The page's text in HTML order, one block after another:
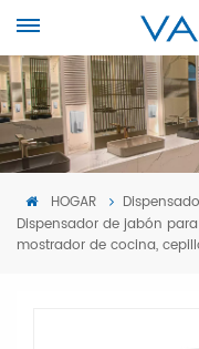
HOGAR
Dispensador de jabón
mostrador de cocina,